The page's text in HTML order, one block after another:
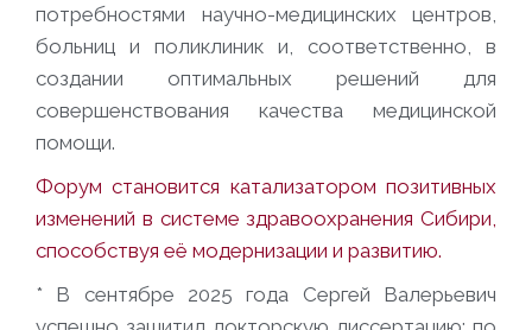
потребностями научно-медицинских центров,
больниц и поликлиник и, соответственно, в
создании оптимальных решений для
совершенствования качества медицинской
помощи.
Форум становится катализатором позитивных
изменений в системе здравоохранения Сибири,
способствуя её модернизации и развитию.
* В сентябре 2025 года Сергей Валерьевич